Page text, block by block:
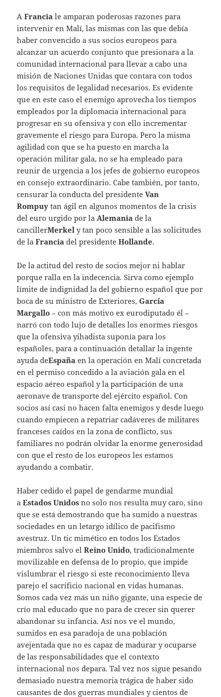
AFrancia le amparan poderosas razones para
intervenir en Malí, las mismas con las que debía
haber convencido a sus socios europeos para
alcanzar un acuerdo conjunto que presionara a la
comunidad internacional para llevar a cabo una
misión de Naciones Unidas que contara con todos
los requisitos de legalidad necesarios. Es evidente
que en este caso el enemigo aprovecha los tiempos
empleados por la diplomacia internacional para
progresar en su ofensiva y con ello incrementar
gravemente el riesgo para Europa. Pero la misma
agilidad con que se ha puesto en marcha la
operación militar gala, no se ha empleado para
reunir de urgencia a los jefes de gobierno europeos
en consejo extraordinario. Cabe también, por tanto,
censurar la conducta del presidenteVan
Rompuy tan ágil en algunos momentos de la crisis
del euro urgido por la Alemania de la
cancillerMerkel y tan poco sensible a las solicitudes
de laFrancia del presidenteHollande.
De la actitud del resto de socios mejor ni hablar
porque ralla en la indecencia. Sirva como ejemplo
límite de indignidad la del gobierno español que por
boca de su ministro de Exteriores,García
Margallo – con más motivo ex eurodiputado él –
narró con todo lujo de detalles los enormes riesgos
que la ofensiva yihadista suponía para los
españoles, para a continuación detallar la ingente
ayuda deEspaña en la operación en Malí concretada
en el permiso concedido a la aviación gala en el
espacio aéreo español y la participación de una
aeronave de transporte del ejército español. Con
socios así casi no hacen falta enemigos y desde luego
cuando empiecen a repatriar cadáveres de militares
franceses caídos en la zona de conflicto, sus
familiares no podrán olvidar la enorme generosidad
con que el resto de los europeos les estamos
ayudando a combatir.
Haber cedido el papel de gendarme mundial
aEstados Unidos no solo nos resulta muy caro, sino
que se está demostrando que ha sumido a nuestras
sociedades en un letargo idílico de pacifismo
avestruz. Un tic mimético en todos los Estados
miembros salvo elReino Unido, tradicionalmente
movilizable en defensa de lo propio, que impide
vislumbrar el riesgo si este reconocimiento lleva
parejo el sacrificio nacional en vidas humanas.
Somos cada vez más un niño gigante, una especie de
crío mal educado que no para de crecer sin querer
abandonar su infancia. Así nos ve el mundo,
sumidos en esa paradoja de una población
avejentada que no es capaz de madurar y ocuparse
de las responsabilidades que el contexto
internacional nos depara. Tal vez nos sigue pesando
demasiado nuestra memoria trágica de haber sido
causantes de dos guerras mundiales y cientos de